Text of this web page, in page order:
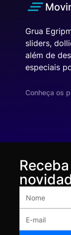
Grua
sliders,
além de
especiais
Conheça os